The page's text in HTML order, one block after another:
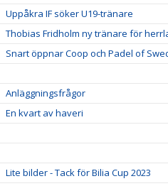
Uppåkra IF söker U19-tränare
Thobias Fridholm ny tränare för
Snart öppnar Coop och Padel of
Anläggningsfrågor
En kvart av haveri
Lite bilder - Tack för Bilia Cup 2023